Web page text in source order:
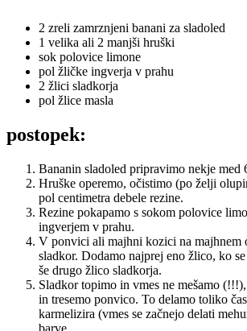
2 zreli zamrznjeni banani za sladoled
1 velika ali 2 manjši hruški
sok polovice limone
pol žličke ingverja v prahu
2 žlici sladkorja
pol žlice masla
postopek:
Bananin sladoled pripravimo nekje med
Hruške operemo, očistimo (po želji
pol centimetra debele rezine.
Rezine pokapamo s sokom polovice
ingverjem v prahu.
V ponvici ali majhni kozici na majhnem
sladkor. Dodamo najprej eno žlico, ko
še drugo žlico sladkorja.
Sladkor topimo in vmes ne mešamo
in tresemo ponvico. To delamo toliko
karmelizira (vmes se začnejo delati
barve.